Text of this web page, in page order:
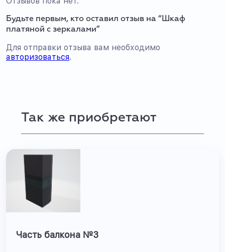
Будьте первым, кто оставил отзыв на “Шкаф
платяной с зеркалами”
Для отправки отзыва вам необходимо
авторизоваться.
Так же приобретают
Часть балкона №3